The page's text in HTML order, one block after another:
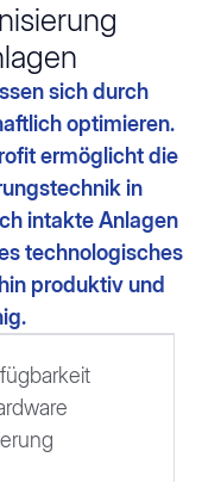
sich durch
optimieren.
ermöglicht die
in
intakte Anlagen
technologisches
produktiv und